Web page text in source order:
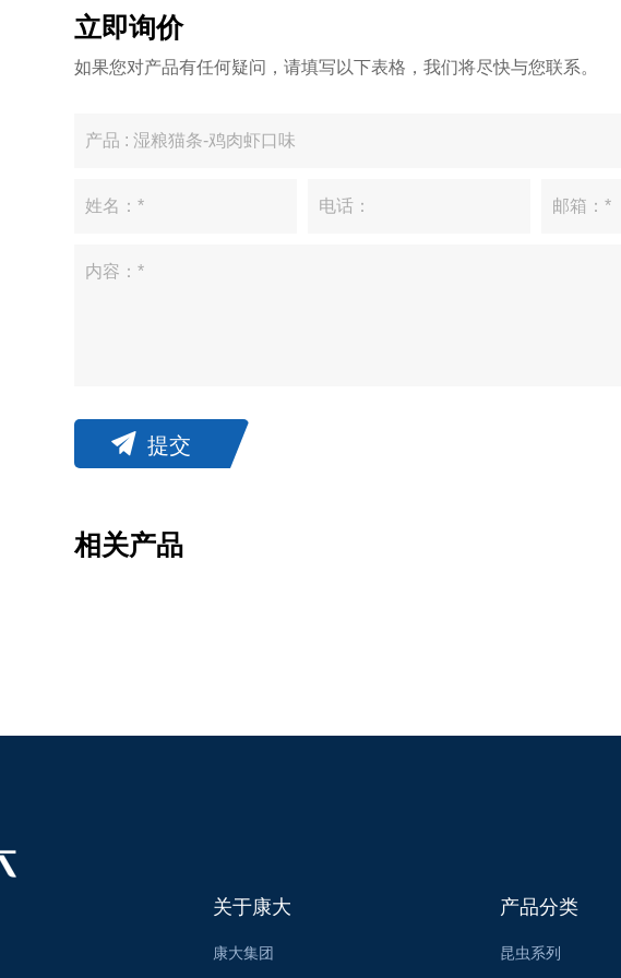
立即询价
如果您对产品有任何疑问，请填写以下表格，我们将尽快与您联系。
提交
相关产品
关于康大
康大集团
产品分类
昆虫系列